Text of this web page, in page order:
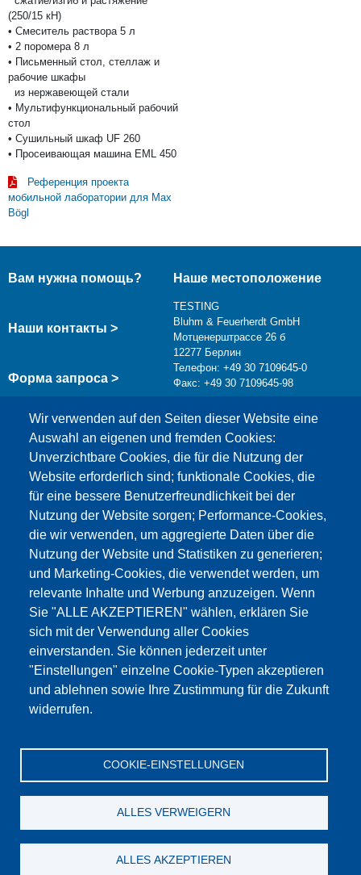
(250/15 кН)
• Смеситель раствора 5 л
• 2 поромера 8 л
• Письменный стол, стеллаж и
рабочие шкафы
из нержавеющей стали
• Мультифункциональный рабочий
стол
• Сушильный шкаф UF 260
• Просеивающая машина EML 450
Референция проекта
мобильной лаборатории для Max
Bögl
Wir verwenden auf den Seiten dieser Website eine
Auswahl an eigenen und fremden Cookies:
Unverzichtbare Cookies, die für die Nutzung der
Website erforderlich sind; funktionale Cookies, die
für eine bessere Benutzerfreundlichkeit bei der
Nutzung der Website sorgen; Performance-Cookies,
die wir verwenden, um aggregierte Daten über die
Nutzung der Website und Statistiken zu generieren;
und Marketing-Cookies, die verwendet werden, um
relevante Inhalte und Werbung anzuzeigen. Wenn
Sie "ALLE AKZEPTIEREN" wählen, erklären Sie
sich mit der Verwendung aller Cookies
einverstanden. Sie können jederzeit unter
"Einstellungen" einzelne Cookie-Typen akzeptieren
und ablehnen sowie Ihre Zustimmung für die Zukunft
widerrufen.
COOKIE-EINSTELLUNGEN
ALLES VERWEIGERN
ALLES AKZEPTIEREN
Вам нужна помощь?
Наши контакты >
Форма запроса >
Наше местоположение
TESTING
Bluhm & Feuerherdt GmbH
Мотценерштрассе 26 б
12277 Берлин
Телефон: +49 30 7109645-0
Факс: +49 30 7109645-98
info@testing.de
Этот материал заблокирован, потому что
файлы cookie Google Maps не были приняты.
НЕОБХОДИМО ПРИНЯТЬ ТОЛЬКО
ФАЙЛЫ COOKIE GOOGLE MAPS.
Alle Cookies akzeptieren
© Testing Bluhm & Feuerherdt GmbH 07.08.2026